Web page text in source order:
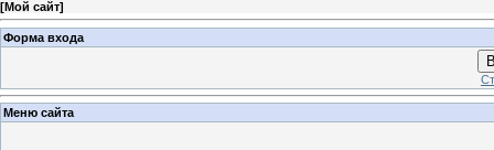
[Мой сайт]
Форма входа
Меню сайта